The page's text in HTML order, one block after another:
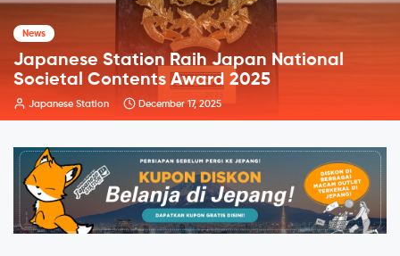
Japan Travel
Cara Mengisi Visit Japan Web (VJW)
Sandy Daniel August 16, 2025